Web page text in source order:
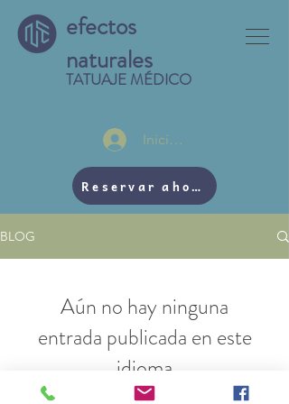
efectos
naturales
TATUAJE MÉDICO
Iniciar sesión
Reservar ahora
BLOG
Aún no hay ninguna
entrada publicada en este
idioma